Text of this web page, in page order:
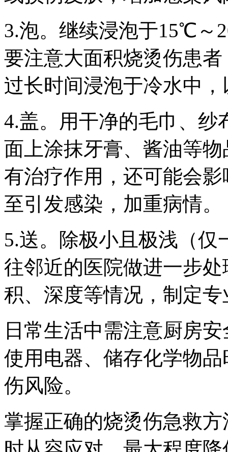
3.泡。继续浸泡于15℃～
要注意大面积烧烫伤患
过长时间浸泡于冷水中
4.盖。用干净的毛巾、纱
面上涂抹牙膏、酱油等
有治疗作用，还可能会
至引发感染，加重病情。
5.送。除极小且极浅（
往邻近的医院做进一步
积、深度等情况，制定
日常生活中需注意厨房
使用电器、储存化学物
伤风险。
掌握正确的烧烫伤急救